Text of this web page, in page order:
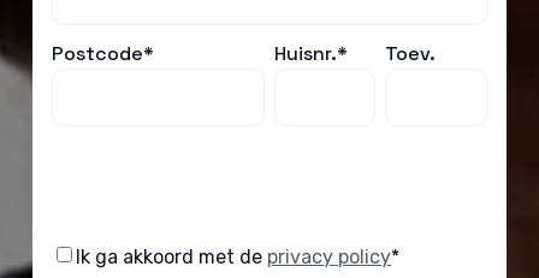
Postcode* Huisnr.* Toev.
Consent
Ik ga akkoord met de privacy policy*